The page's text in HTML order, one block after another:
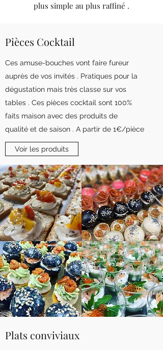
plus simple au plus raffiné .
Pièces Cocktail
Ces amuse-bouches vont faire fureur
auprès de vos invités . Pratiques pour la
dégustation mais très classe sur vos
tables . Ces pièces cocktail sont 100%
faits maison avec des produits de
qualité et de saison . A partir de 1€/pièce
Voir les produits
Plats conviviaux